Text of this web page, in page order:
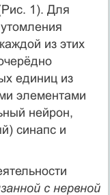
1). Для
из этих
единиц из
элементами
нейрон,
синапс и
с нервной